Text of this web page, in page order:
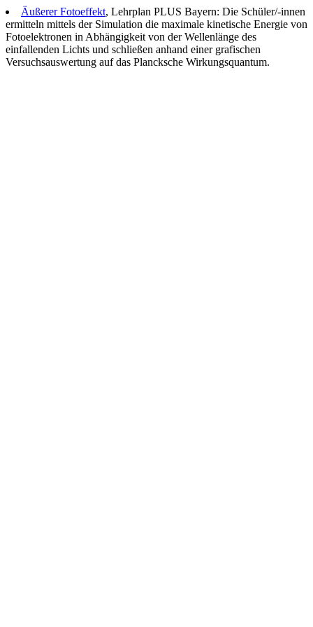
Äußerer Fotoeffekt, Lehrplan PLUS Bayern: Die Schüler/-innen
ermitteln mittels der Simulation die maximale kinetische Energie von
Fotoelektronen in Abhängigkeit von der Wellenlänge des
einfallenden Lichts und schließen anhand einer grafischen
Versuchsauswertung auf das Plancksche Wirkungsquantum.